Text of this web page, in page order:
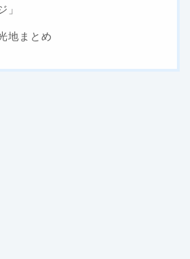
」
地まとめ